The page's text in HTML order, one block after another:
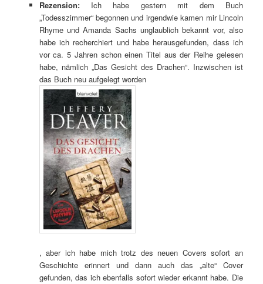
Rezension: Ich habe gestern mit dem Buch
„Todesszimmer“ begonnen und irgendwie kamen mir Lincoln
Rhyme und Amanda Sachs unglaublich bekannt vor, also
habe ich recherchiert und habe herausgefunden, dass ich
vor ca. 5 Jahren schon einen Titel aus der Reihe gelesen
habe, nämlich „Das Gesicht des Drachen“. Inzwischen ist
das Buch neu aufgelegt worden
, aber ich habe mich trotz des neuen Covers sofort an
Geschichte erinnert und dann auch das „alte“ Cover
gefunden, das ich ebenfalls sofort wieder erkannt habe. Die